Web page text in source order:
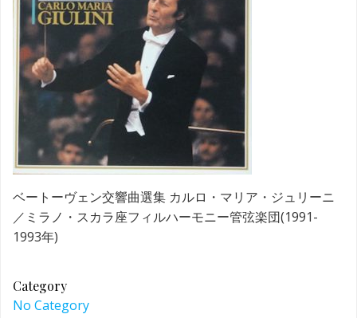
ベートーヴェン交響曲選集 カルロ・マリア・ジュリーニ
／ミラノ・スカラ座フィルハーモニー管弦楽団(1991-
1993年)
Category
No Category